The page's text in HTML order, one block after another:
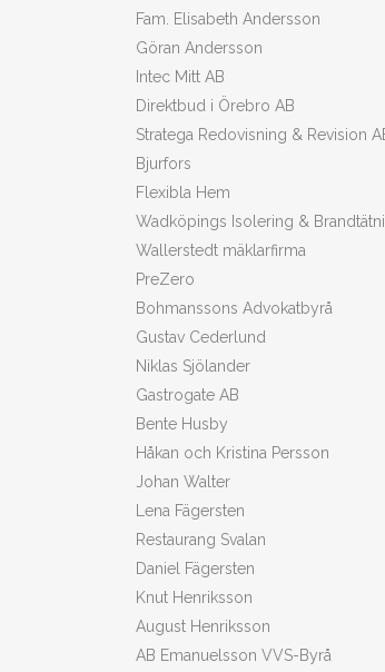
Fam. Elisabeth Andersson
Göran Andersson
Intec Mitt AB
Direktbud i Örebro AB
Stratega Redovisning & Revision
Bjurfors
Flexibla Hem
Wadköpings Isolering &
Wallerstedt mäklarfirma
PreZero
Bohmanssons Advokatbyrå
Gustav Cederlund
Niklas Sjölander
Gastrogate AB
Bente Husby
Håkan och Kristina Persson
Johan Walter
Lena Fägersten
Restaurang Svalan
Daniel Fägersten
Knut Henriksson
August Henriksson
AB Emanuelsson VVS-Byrå